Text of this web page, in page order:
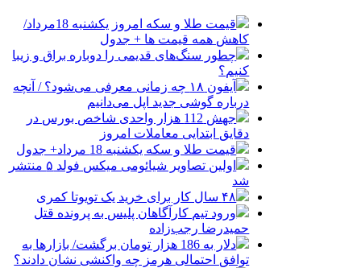
قیمت طلا و سکه امروز یکشنبه 18مرداد/
کاهش همه قیمت ها + جدول
چطور سنگ‌های قدیمی را دوباره براق و زیبا
کنیم؟
آیفون ۱۸ چه زمانی معرفی می‌شود؟ / آنچه
درباره گوشی جدید اپل می‌دانیم
جهش 112 هزار واحدی شاخص بورس در
دقایق ابتدایی معاملات امروز
قیمت طلا و سکه یکشنبه 18 مرداد+ جدول
اولین تصاویر شیائومی میکس فولد ۵ منتشر
شد
۴۸ سال کار برای خرید یک تویوتا کمری
ورود تیم کارآگاهان پلیس به پرونده قتل
حمیدرضا رجب‌زاده
دلار به 186 هزار تومان برگشت/ بازارها به
توافق احتمالی هرمز چه واکنشی نشان دادند؟